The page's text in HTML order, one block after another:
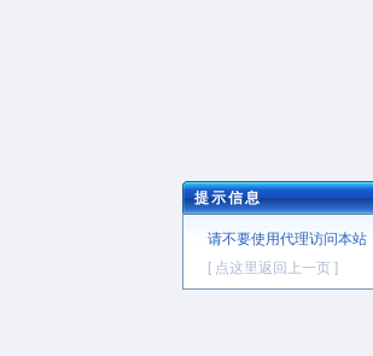
提示信息
请不要使用代理访问本站
[ 点这里返回上一页 ]